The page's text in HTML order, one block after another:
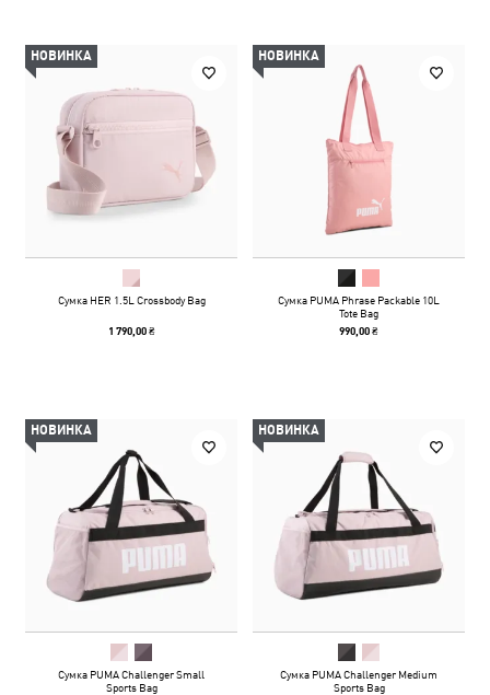
НОВИНКА
Сумка HER 1.5L Crossbody Bag
1 790,00 ₴
НОВИНКА
Сумка PUMA Phrase Packable 10L
Tote Bag
990,00 ₴
НОВИНКА
Сумка PUMA Challenger Small
Sports Bag
НОВИНКА
Сумка PUMA Challenger Medium
Sports Bag